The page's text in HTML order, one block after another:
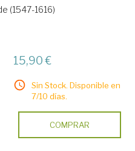
(1547-1616)
15,90 €
Sin Stock. Disponible en
7/10 días.
COMPRAR